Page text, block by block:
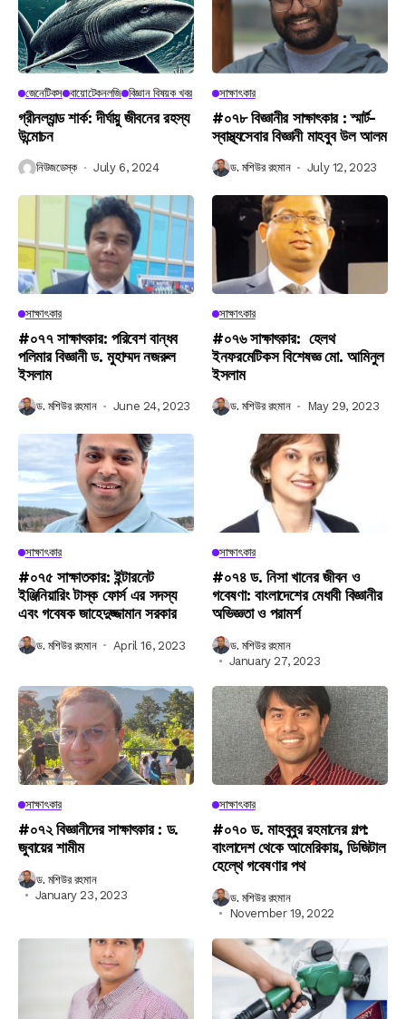
জেনেটিকস বায়োটেকনলজি বিজ্ঞান বিষয়ক খবর
গ্রীনল্যান্ড শার্ক: দীর্ঘায়ু জীবনের রহস্য
উন্মোচন
নিউজডেস্ক July 6, 2024
সাক্ষাৎকার
#০৭৮ বিজ্ঞানীর সাক্ষাৎকার : স্মার্ট-
স্বাস্থ্যসেবার বিজ্ঞানী মাহবুব উল আলম
ড. মশিউর রহমান July 12, 2023
সাক্ষাৎকার
#০৭৭ সাক্ষাৎকার: পরিবেশ বান্ধব
পলিমার বিজ্ঞানী ড. মুহাম্মদ নজরুল
ইসলাম
ড. মশিউর রহমান June 24, 2023
সাক্ষাৎকার
#০৭৬ সাক্ষাৎকার: হেলথ
ইনফরমেটিকস বিশেষজ্ঞ মো. আমিনুল
ইসলাম
ড. মশিউর রহমান May 29, 2023
সাক্ষাৎকার
#০৭৫ সাক্ষাতকার: ইন্টারনেট
ইঞ্জিনিয়ারিং টাস্ক ফোর্স এর সদস্য
এবং গবেষক জাহেদুজ্জামান সরকার
ড. মশিউর রহমান April 16, 2023
সাক্ষাৎকার
#০৭৪ ড. নিসা খানের জীবন ও
গবেষণা: বাংলাদেশের মেধাবী বিজ্ঞানীর
অভিজ্ঞতা ও পরামর্শ
ড. মশিউর রহমান
January 27, 2023
সাক্ষাৎকার
#০৭২ বিজ্ঞানীদের সাক্ষাৎকার : ড.
জুবায়ের শামীম
ড. মশিউর রহমান
January 23, 2023
সাক্ষাৎকার
#০৭০ ড. মাহবুবুর রহমানের গল্প:
বাংলাদেশ থেকে আমেরিকায়, ডিজিটাল
হেল্থে গবেষণার পথ
ড. মশিউর রহমান
November 19, 2022